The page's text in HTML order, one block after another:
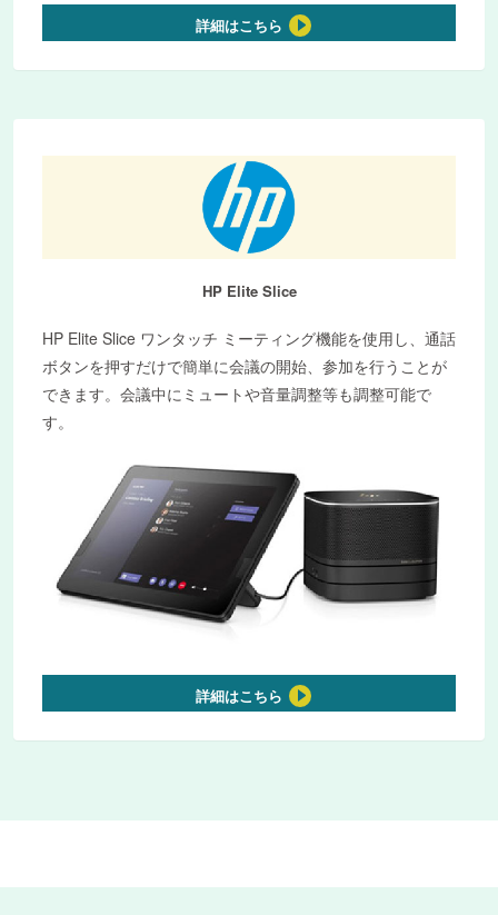
詳細はこちら
HP Elite Slice
HP Elite Slice ワンタッチ ミーティング機能を使用し、通話
ボタンを押すだけで簡単に会議の開始、参加を行うことが
できます。会議中にミュートや音量調整等も調整可能で
す。
詳細はこちら